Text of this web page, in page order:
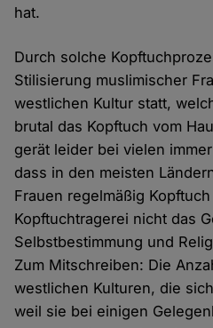
hat.
Durch solche
Stilisierung muslimischer
westlichen Kultur statt,
brutal das Kopftuch vom
gerät leider bei vielen
dass in den meisten
Frauen regelmäßig
Kopftuchtragerei nicht das
Selbstbestimmung und
Zum Mitschreiben: Die
westlichen Kulturen, die
weil sie bei einigen